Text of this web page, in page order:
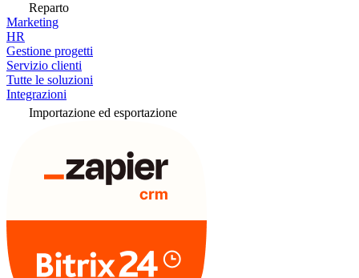
Reparto
Marketing
HR
Gestione progetti
Servizio clienti
Tutte le soluzioni
Integrazioni
Importazione ed esportazione